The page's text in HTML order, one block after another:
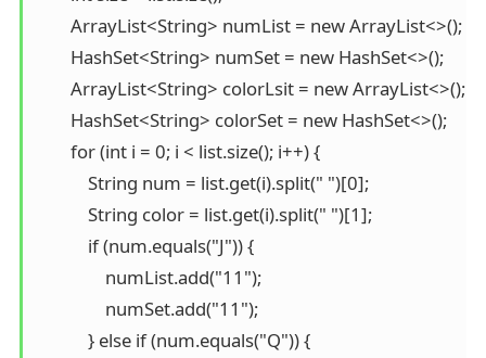
        ArrayList<String> numList = new ArrayList<>();
        HashSet<String> numSet = new HashSet<>();
        ArrayList<String> colorLsit = new ArrayList<>();
        HashSet<String> colorSet = new HashSet<>();
        for (int i = 0; i < list.size(); i++) {
            String num = list.get(i).split(" ")[0];
            String color = list.get(i).split(" ")[1];
            if (num.equals("J")) {
                numList.add("11");
                numSet.add("11");
            } else if (num.equals("Q")) {